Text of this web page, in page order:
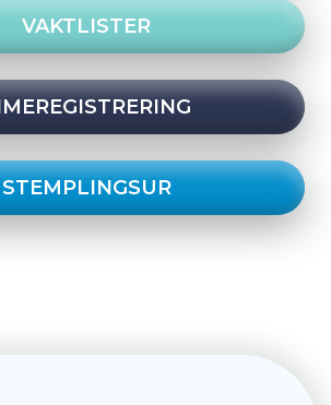
VAKTLISTER
STEMPLINGSUR